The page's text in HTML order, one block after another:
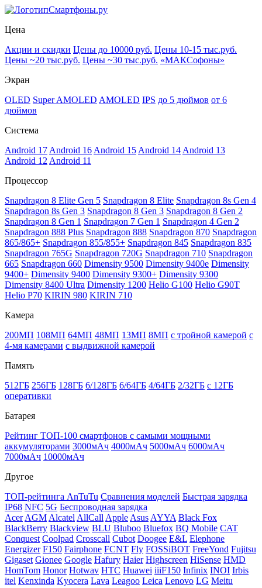
Смартфоны.ру
Цена
Акции и скидки Цены до 10000 руб. Цены 10-15 тыс.руб.
Цены ~20 тыс.руб. Цены ~30 тыс.руб. «МАКСофоны»
Экран
OLED Super AMOLED AMOLED IPS до 5 дюймов от 6
дюймов
Система
Android 17 Android 16 Android 15 Android 14 Android 13
Android 12 Android 11
Процессор
Snapdragon 8 Elite Gen 5 Snapdragon 8 Elite Snapdragon 8s Gen 4
Snapdragon 8s Gen 3 Snapdragon 8 Gen 3 Snapdragon 8 Gen 2
Snapdragon 8 Gen 1 Snapdragon 7 Gen 1 Snapdragon 4 Gen 2
Snapdragon 888 Plus Snapdragon 888 Snapdragon 870 Snapdragon
865/865+ Snapdragon 855/855+ Snapdragon 845 Snapdragon 835
Snapdragon 765G Snapdragon 720G Snapdragon 710 Snapdragon
665 Snapdragon 660 Dimensity 9500 Dimensity 9400e Dimensity
9400+ Dimensity 9400 Dimensity 9300+ Dimensity 9300
Dimensity 8400 Ultra Dimensity 1200 Helio G100 Helio G90T
Helio P70 KIRIN 980 KIRIN 710
Камера
200МП 108МП 64МП 48МП 13МП 8МП с тройной камерой с
4-мя камерами с выдвижной камерой
Память
512ГБ 256ГБ 128ГБ 6/128ГБ 6/64ГБ 4/64ГБ 2/32ГБ с 12ГБ
оперативки
Батарея
Рейтинг ТОП-100 смартфонов с самыми мощными
аккумуляторами 3000мАч 4000мАч 5000мАч 6000мАч
7000мАч 10000мАч
Другое
ТОП-рейтинга AnTuTu Сравнения моделей Быстрая зарядка
IP68 NFC 5G Беспроводная зарядка
Acer AGM Alcatel AllCall Apple Asus AYYA Black Fox
BlackBerry Blackview BLU Bluboo Bluefox BQ Mobile CAT
Conquest Coolpad Crosscall Cubot Doogee E&L Elephone
Energizer F150 Fairphone FCNT Fly FOSSiBOT FreeYond Fujitsu
Gigaset Gionee Google Hafury Haier Highscreen HiSense HMD
HomTom Honor Hotwav HTC Huawei iiiF150 Infinix INOI Irbis
itel Kenxinda Kyocera Lava Leagoo Leica Lenovo LG Meitu